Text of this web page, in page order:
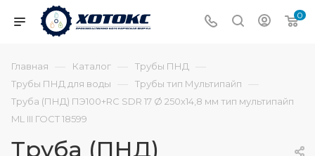
0
Главная — Каталог — Трубы ПНД —
Трубы ПНД для воды — Трубы тип Мультипайп —
Труба (ПНД) ПЭ100+RC SDR 17 Ø 250х14,8 мм тип мультипайп
ML III ГОСТ 18599
Труба (ПНД)